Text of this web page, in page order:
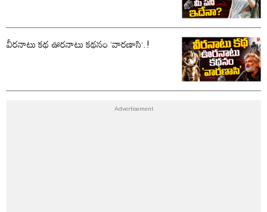
వీరనాటు కథ ఊరనాటు కథనం ‘వారణాసి’.!